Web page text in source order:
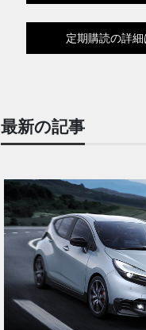
定期購読の詳細
最新の記事